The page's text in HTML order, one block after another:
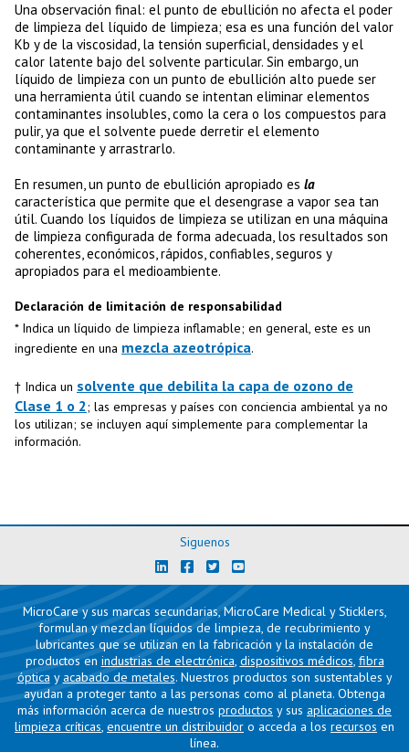
Una observación final: el punto de ebullición no afecta el poder
de limpieza del líquido de limpieza; esa es una función del valor
Kb y de la viscosidad, la tensión superficial, densidades y el
calor latente bajo del solvente particular. Sin embargo, un
líquido de limpieza con un punto de ebullición alto puede ser
una herramienta útil cuando se intentan eliminar elementos
contaminantes insolubles, como la cera o los compuestos para
pulir, ya que el solvente puede derretir el elemento
contaminante y arrastrarlo.
En resumen, un punto de ebullición apropiado es la
característica que permite que el desengrase a vapor sea tan
útil. Cuando los líquidos de limpieza se utilizan en una máquina
de limpieza configurada de forma adecuada, los resultados son
coherentes, económicos, rápidos, confiables, seguros y
apropiados para el medioambiente.
Declaración de limitación de responsabilidad
* Indica un líquido de limpieza inflamable; en general, este es un
ingrediente en una mezcla azeotrópica.
† Indica un solvente que debilita la capa de ozono de
Clase 1 o 2; las empresas y países con conciencia ambiental ya no
los utilizan; se incluyen aquí simplemente para complementar la
información.
Siguenos
MicroCare y sus marcas secundarias, MicroCare Medical y Sticklers,
formulan y mezclan líquidos de limpieza, de recubrimiento y
lubricantes que se utilizan en la fabricación y la instalación de
productos en industrias de electrónica, dispositivos médicos, fibra
óptica y acabado de metales. Nuestros productos son sustentables y
ayudan a proteger tanto a las personas como al planeta. Obtenga
más información acerca de nuestros productos y sus aplicaciones de
limpieza críticas, encuentre un distribuidor o acceda a los recursos en
línea.